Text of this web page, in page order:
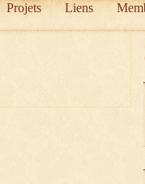
Projets Liens